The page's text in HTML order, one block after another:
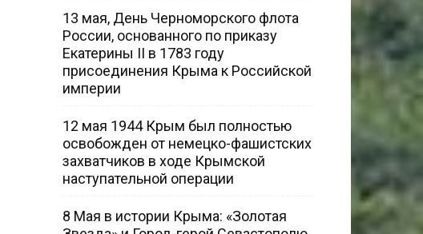
13 мая, День Черноморского флота
России, основанного по приказу
Екатерины II в 1783 году
присоединения Крыма к Российской
империи
12 мая 1944 Крым был полностью
освобожден от немецко-фашистских
захватчиков в ходе Крымской
наступательной операции
8 Мая в истории Крыма: «Золотая